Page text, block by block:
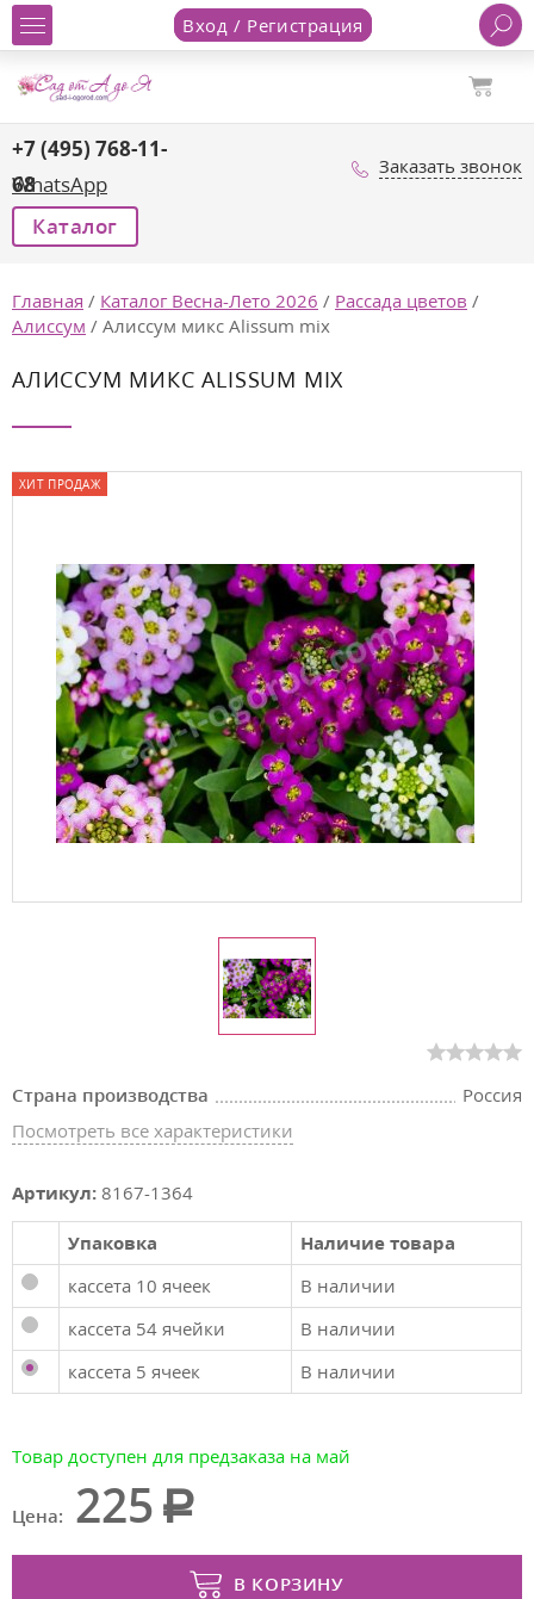
Вход / Регистрация
+7 (495) 768-11-
68
WhatsApp
Заказать звонок
Каталог
Главная / Каталог Весна-Лето 2026 / Рассада цветов /
Алиссум / Алиссум микс Alissum mix
АЛИССУМ МИКС ALISSUM MIX
ХИТ ПРОДАЖ
Страна производства
Россия
Посмотреть все характеристики
Артикул: 8167-1364
Упаковка
Наличие товара
кассета 10 ячеек
В наличии
кассета 54 ячейки
В наличии
кассета 5 ячеек
В наличии
Товар доступен для предзаказа на май
Цена: 225
В КОРЗИНУ